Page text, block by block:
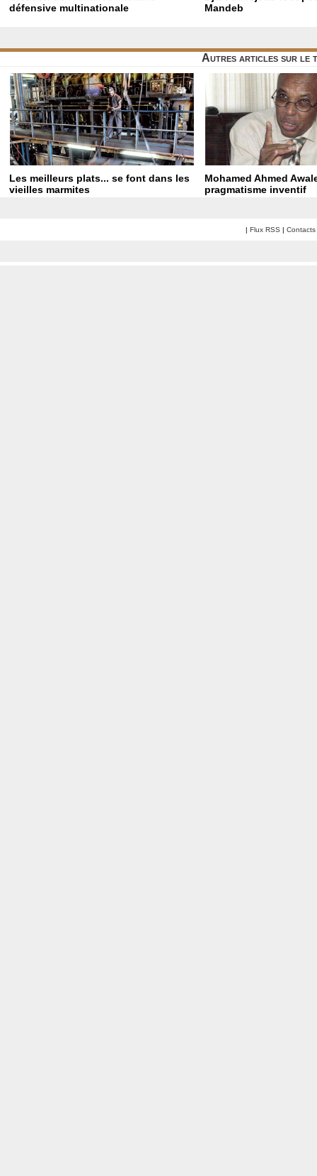
défensive multinationale
Mandeb
Autres articles sur le
Les meilleurs plats... se font dans les
vieilles marmites
Mohamed Ahmed
pragmatisme inventif
| Flux RSS | Contacts